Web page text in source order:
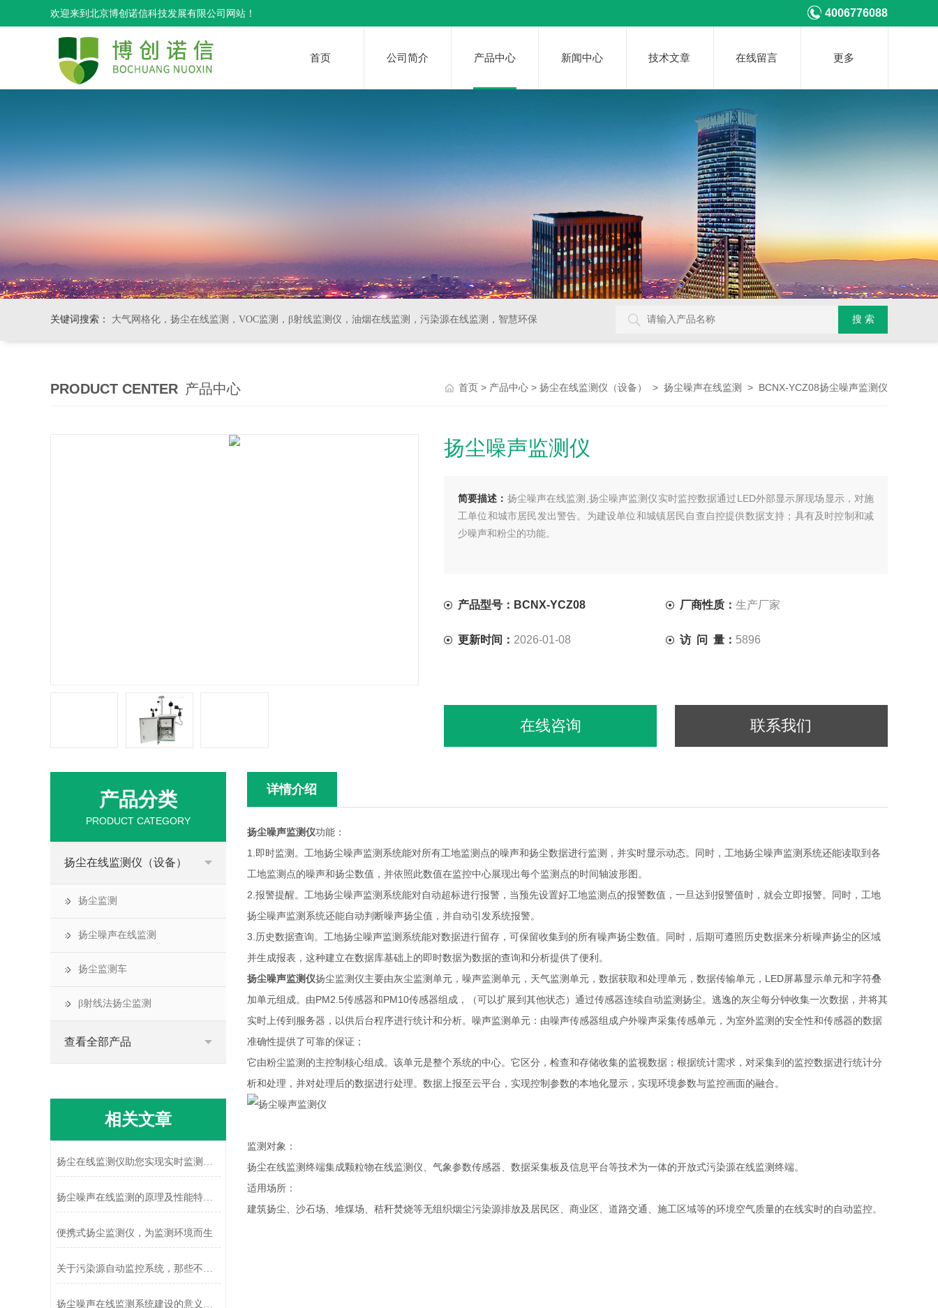
欢迎来到北京博创诺信科技发展有限公司网站！ 4006776088
首页 公司简介 产品中心 新闻中心 技术文章 在线留言 更多
关键词搜索： 大气网格化，扬尘在线监测，VOC监测，β射线监测仪，油烟在线监测，污染源在线监测，智慧环保
PRODUCT CENTER 产品中心 首页 > 产品中心 > 扬尘在线监测仪（设备） > 扬尘噪声在线监测 > BCNX-YCZ08扬尘噪声监测仪
扬尘噪声监测仪
简要描述： 扬尘噪声在线监测,扬尘噪声监测仪实时监控数据通过LED外部显示屏现场显示，对施
工单位和城市居民发出警告。为建设单位和城镇居民自查自控提供数据支持；具有及时控制和减
少噪声和粉尘的功能。
产品型号：BCNX-YCZ08 厂商性质： 生产厂家
更新时间： 2026-01-08 访 问 量： 5896
在线咨询 联系我们
详情介绍
扬尘噪声监测仪功能：
1.即时监测。工地扬尘噪声监测系统能对所有工地监测点的噪声和扬尘数据进行监测，并实时显示动态。同时，工地扬尘噪声监测系统还能读取到各
工地监测点的噪声和扬尘数值，并依照此数值在监控中心展现出每个监测点的时间轴波形图。
2.报警提醒。工地扬尘噪声监测系统能对自动超标进行报警，当预先设置好工地监测点的报警数值，一旦达到报警值时，就会立即报警。同时，工地
扬尘噪声监测系统还能自动判断噪声扬尘值，并自动引发系统报警。
3.历史数据查询。工地扬尘噪声监测系统能对数据进行留存，可保留收集到的所有噪声扬尘数值。同时，后期可遵照历史数据来分析噪声扬尘的区域
并生成报表，这种建立在数据库基础上的即时数据为数据的查询和分析提供了便利。
扬尘噪声监测仪扬尘监测仪主要由灰尘监测单元，噪声监测单元，天气监测单元，数据获取和处理单元，数据传输单元，LED屏幕显示单元和字符叠
加单元组成。由PM2.5传感器和PM10传感器组成，（可以扩展到其他状态）通过传感器连续自动监测扬尘。逃逸的灰尘每分钟收集一次数据，并将其
实时上传到服务器，以供后台程序进行统计和分析。噪声监测单元：由噪声传感器组成户外噪声采集传感单元，为室外监测的安全性和传感器的数据
准确性提供了可靠的保证；
它由粉尘监测的主控制核心组成。该单元是整个系统的中心。它区分，检查和存储收集的监视数据；根据统计需求，对采集到的监控数据进行统计分
析和处理，并对处理后的数据进行处理。数据上报至云平台，实现控制参数的本地化显示，实现环境参数与监控画面的融合。
监测对象：
扬尘在线监测终端集成颗粒物在线监测仪、气象参数传感器、数据采集板及信息平台等技术为一体的开放式污染源在线监测终端。
适用场所：
建筑扬尘、沙石场、堆煤场、秸秆焚烧等无组织烟尘污染源排放及居民区、商业区、道路交通、施工区域等的环境空气质量的在线实时的自动监控。
产品分类
PRODUCT CATEGORY
扬尘在线监测仪（设备）
扬尘监测
扬尘噪声在线监测
扬尘监测车
β射线法扬尘监测
查看全部产品
相关文章
扬尘在线监测仪助您实现实时监测扬尘浓度的变化
扬尘噪声在线监测的原理及性能特点说明
便携式扬尘监测仪，为监测环境而生
关于污染源自动监控系统，那些不得不说的事
扬尘噪声在线监测系统建设的意义有哪些